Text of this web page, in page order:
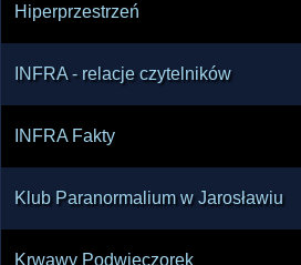
Hiperprzestrzeń
INFRA - relacje czytelników
INFRA Fakty
Klub Paranormalium w Jarosławiu
Krwawy Podwieczorek